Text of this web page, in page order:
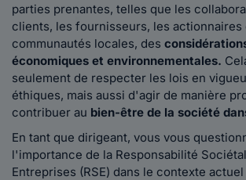
parties prenantes, telles que les
clients, les fournisseurs, les actionnaires
communautés locales, des
économiques et environnementales.
seulement de respecter les lois en
éthiques, mais aussi d'agir de manière
contribuer au bien-être de la société
En tant que dirigeant, vous vous
l'importance de la Responsabilité
Entreprises (RSE) dans le contexte